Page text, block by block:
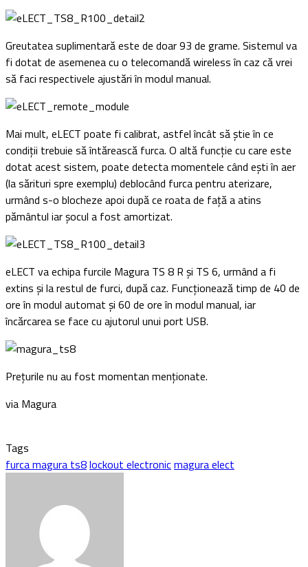
Greutatea suplimentară este de doar 93 de grame. Sistemul va
fi dotat de asemenea cu o telecomandă wireless în caz că vrei
să faci respectivele ajustări în modul manual.
Mai mult, eLECT poate fi calibrat, astfel încât să știe în ce
condiții trebuie să întărească furca. O altă funcție cu care este
dotat acest sistem, poate detecta momentele când ești în aer
(la sărituri spre exemplu) deblocând furca pentru aterizare,
urmând s-o blocheze apoi după ce roata de față a atins
pământul iar șocul a fost amortizat.
eLECT va echipa furcile Magura TS 8 R și TS 6, urmând a fi
extins și la restul de furci, după caz. Funcționează timp de 40 de
ore în modul automat și 60 de ore în modul manual, iar
încărcarea se face cu ajutorul unui port USB.
Prețurile nu au fost momentan menționate.
via Magura
Tags
furca magura ts8lockout electronicmagura elect